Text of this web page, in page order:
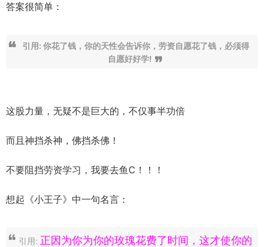
答案很简单：
引用: 你花了钱，你的天性会告诉你，劳资自愿花了钱，必须得
自愿好好学!
这股力量，无疑不是巨大的，不仅事半功倍
而且神挡杀神，佛挡杀佛！
不要阻挡劳资学习，我要去鱼C！！！
想起《小王子》中一句名言：
引用: 正因为你为你的玫瑰花费了时间，这才使你的